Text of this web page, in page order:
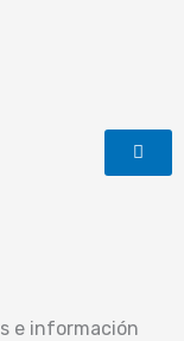
e información